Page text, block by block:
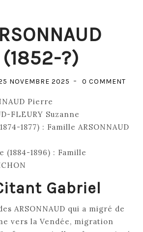
?)
NOVEMBRE 2025 0 COMMENT
Pierre
FLEURY Suzanne
1877) : Famille ARSONNAUD
(1884-1896) : Famille
Gabriel
ARSONNAUD qui a migré de
vers la Vendée, migration